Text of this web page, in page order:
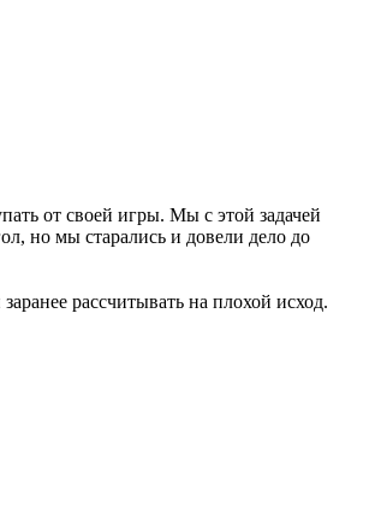
от своей игры. Мы с этой задачей
но мы старались и довели дело до
рассчитывать на плохой исход.